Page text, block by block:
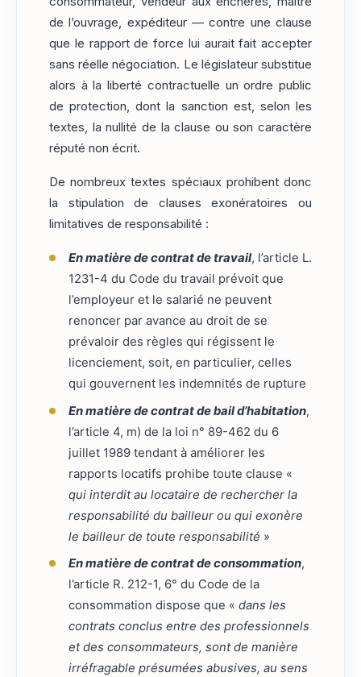
de l’ouvrage, expéditeur — contre une clause
que le rapport de force lui aurait fait accepter
sans réelle négociation. Le législateur substitue
alors à la liberté contractuelle un ordre public
de protection, dont la sanction est, selon les
textes, la nullité de la clause ou son caractère
réputé non écrit.
De nombreux textes spéciaux prohibent donc
la stipulation de clauses exonératoires ou
limitatives de responsabilité :
En matière de contrat de travail, l’article L.
1231-4 du Code du travail prévoit que
l’employeur et le salarié ne peuvent
renoncer par avance au droit de se
prévaloir des règles qui régissent le
licenciement, soit, en particulier, celles
qui gouvernent les indemnités de rupture
En matière de contrat de bail d’habitation,
l’article 4, m) de la loi n° 89-462 du 6
juillet 1989 tendant à améliorer les
rapports locatifs prohibe toute clause «
qui interdit au locataire de rechercher la
responsabilité du bailleur ou qui exonère
le bailleur de toute responsabilité »
En matière de contrat de consommation,
l’article R. 212-1, 6° du Code de la
consommation dispose que « dans les
contrats conclus entre des professionnels
et des consommateurs, sont de manière
irréfragable présumées abusives, au sens